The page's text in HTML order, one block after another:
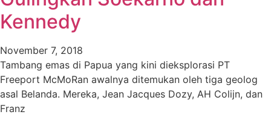
Kennedy
November 7, 2018
Tambang emas di Papua yang kini dieksplorasi PT
Freeport McMoRan awalnya ditemukan oleh tiga geolog
asal Belanda. Mereka, Jean Jacques Dozy, AH Colijn, dan
Franz